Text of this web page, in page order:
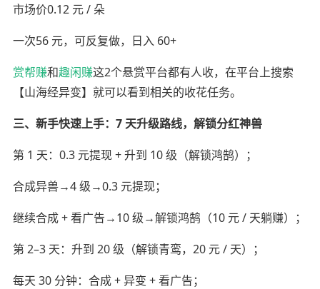
市场价0.12 元 / 朵
一次56 元，可反复做，日入 60+
赏帮赚和趣闲赚这2个悬赏平台都有人收，在平台上搜索
【山海经异变】就可以看到相关的收花任务。
三、新手快速上手：7 天升级路线，解锁分红神兽
第 1 天：0.3 元提现 + 升到 10 级（解锁鸿鹄）；
合成异兽→4 级→0.3 元提现；
继续合成 + 看广告→10 级→解锁鸿鹄（10 元 / 天躺赚）；
第 2–3 天：升到 20 级（解锁青鸾，20 元 / 天）；
每天 30 分钟：合成 + 异变 + 看广告；